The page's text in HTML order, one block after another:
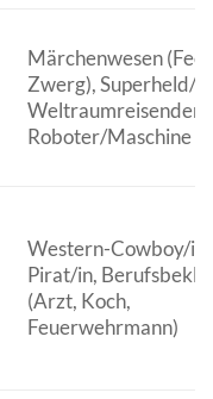
Märchenwesen
Zwerg), Superheld/
Weltraumreisender/
Roboter/Maschine
Western-Cowboy/in,
Pirat/in,
(Arzt, Koch,
Feuerwehrmann)